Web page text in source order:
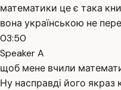
математики це є така
вона українською не
03:50
Speaker A
щоб мене вчили
Ну насправді його якраз